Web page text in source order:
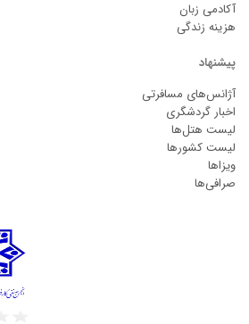
آکادمی زبان
هزینه زندگی
پیشنهاد
آژانس‌های مسافرتی
اخبار گردشگری
لیست هتل‌ها
لیست کشورها
ویزاها
صرافی‌ها